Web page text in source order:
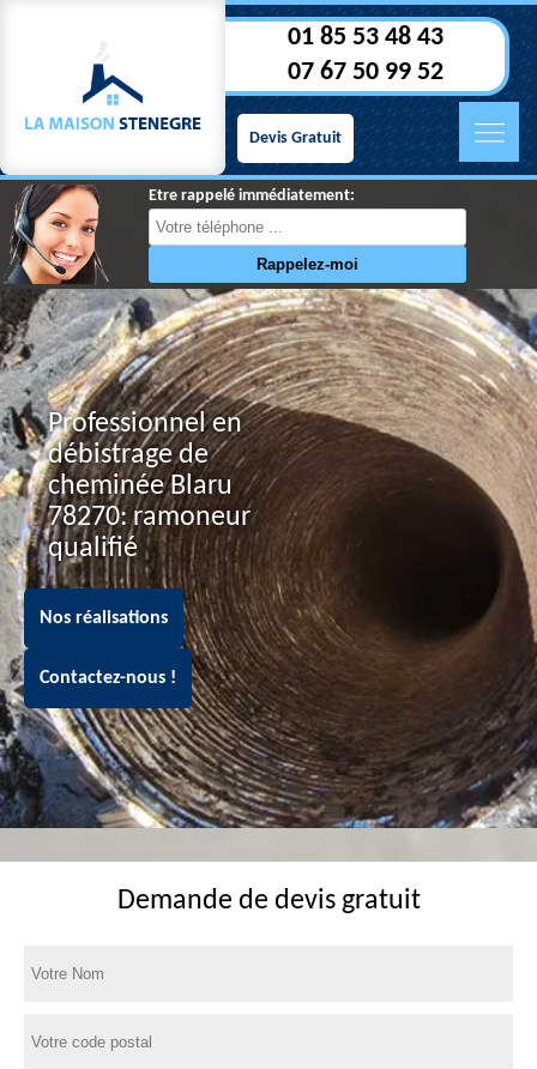
01 85 53 48 43
07 67 50 99 52
Devis Gratuit
Etre rappelé immédiatement:
Professionnel en
débistrage de
cheminée Blaru
78270: ramoneur
qualifié
Nos réalisations
Contactez-nous !
Demande de devis gratuit